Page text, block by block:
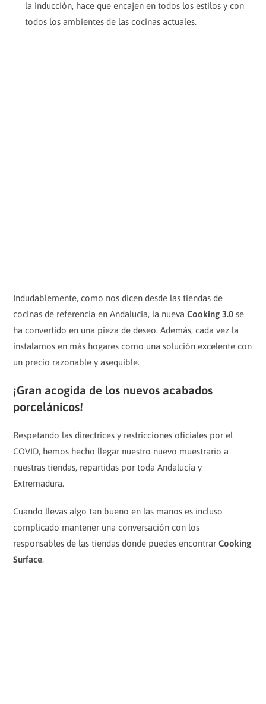
la inducción, hace que encajen en todos los estilos y con
todos los ambientes de las cocinas actuales.
Indudablemente, como nos dicen desde las tiendas de
cocinas de referencia en Andalucía, la nuevaCooking 3.0se
ha convertido en una pieza de deseo. Además, cada vez la
instalamos en más hogares como una solución excelente con
un precio razonable y asequible.
¡Gran acogida de los nuevos acabados
porcelánicos!
Respetando las directrices y restricciones oficiales por el
COVID, hemos hecho llegar nuestro nuevo muestrario a
nuestras tiendas, repartidas por toda Andalucía y
Extremadura.
Cuando llevas algo tan bueno en las manos es incluso
complicado mantener una conversación con los
responsables de las tiendas donde puedes encontrarCooking
Surface.